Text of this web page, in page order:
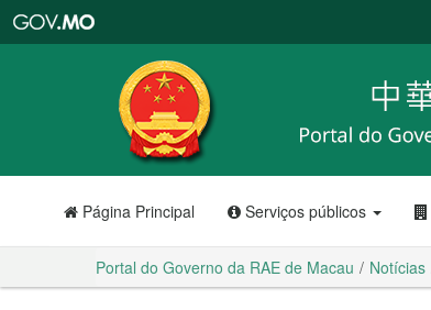
RAE
de
Macau
Página Principal Serviços públicos
Portal do Governo da RAE de Macau Notícias